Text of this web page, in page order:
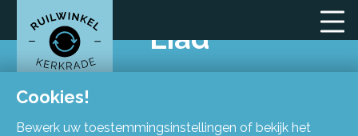
Eiad
Cookies!
Bewerk uw toestemmingsinstellingen of bekijk het